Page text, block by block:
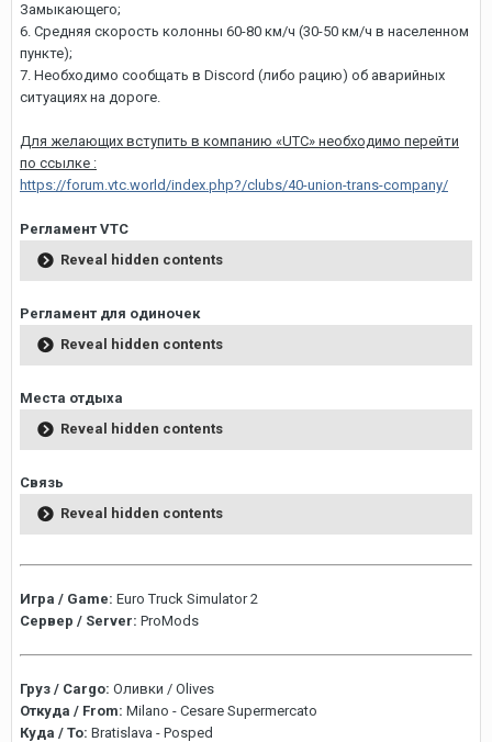
Замыкающего;
6. Средняя скорость колонны 60-80 км/ч (30-50 км/ч в населенном
пункте);
7. Необходимо сообщать в Discord (либо рацию) об аварийных
ситуациях на дороге.
Для желающих вступить в компанию «UTC» необходимо перейти
по ссылке :
https://forum.vtc.world/index.php?/clubs/40-union-trans-company/
Регламент VTC
Reveal hidden contents
Регламент для одиночек
Reveal hidden contents
Места отдыха
Reveal hidden contents
Связь
Reveal hidden contents
Игра / Game: Euro Truck Simulator 2
Сервер / Server: ProMods
Груз / Cargo: Оливки / Olives
Откуда / From: Milano - Cesare Supermercato
Куда / To: Bratislava - Posped